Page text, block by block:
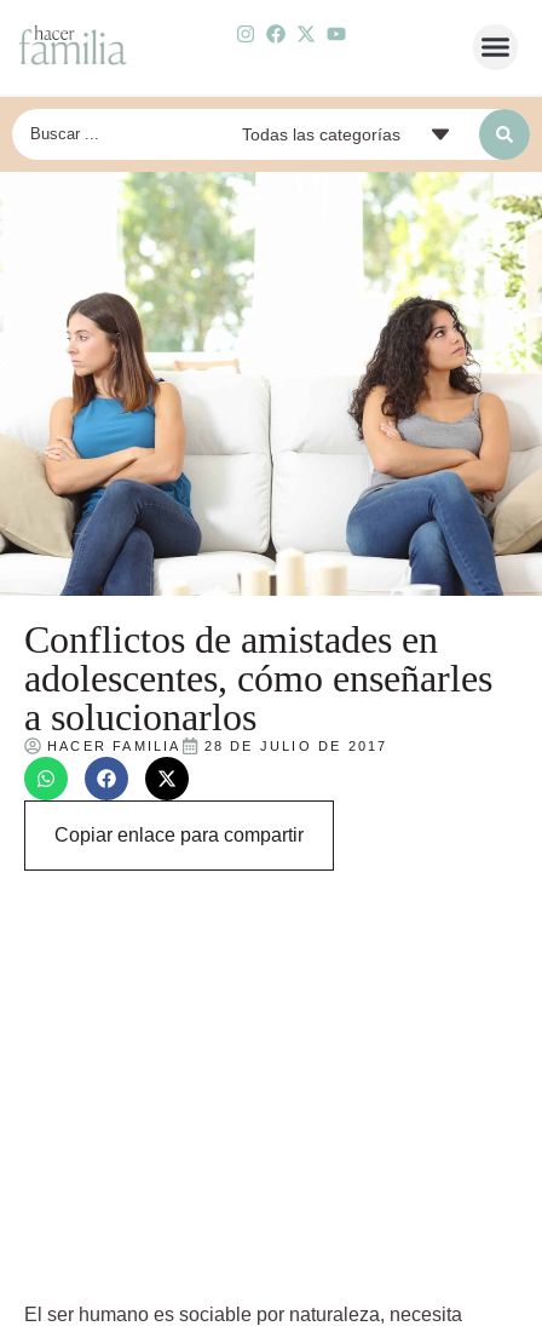
Conflictos de amistades en
adolescentes, cómo enseñarles
a solucionarlos
HACER FAMILIA 28 DE JULIO DE 2017
Copiar enlace para compartir
El ser humano es sociable por naturaleza, necesita